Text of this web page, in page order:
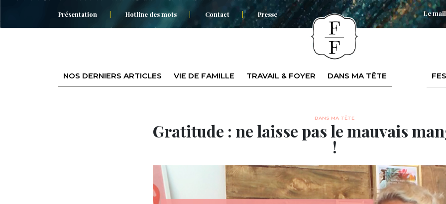
Présentation Hotline des mots Contact Presse Le
NOS DERNIERS ARTICLES VIE DE FAMILLE TRAVAIL & FOYER DANS MA TÊTE
DANS MA TÊTE
Gratitude : ne laisse pas le mauvais
!